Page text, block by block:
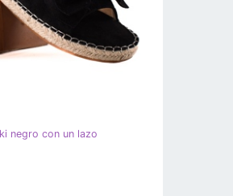
negro con un lazo